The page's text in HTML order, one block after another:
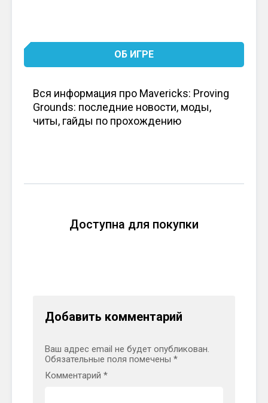
ОБ ИГРЕ
Вся информация про Mavericks: Proving
Grounds: последние новости, моды,
читы, гайды по прохождению
Доступна для покупки
Добавить комментарий
Ваш адрес email не будет опубликован.
Обязательные поля помечены *
Комментарий *